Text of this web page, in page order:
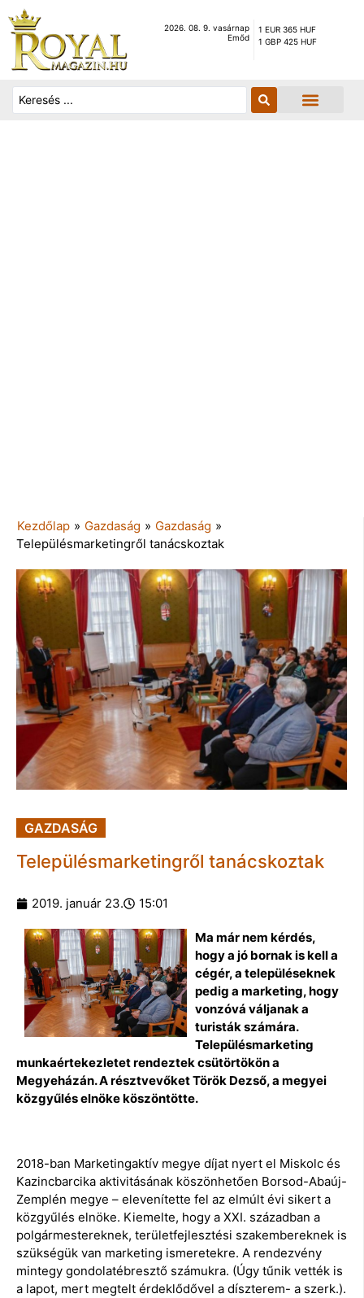
2026. 08. 9. vasárnap
Emőd
1 EUR 365 HUF
1 GBP 425 HUF
Kezdőlap » Gazdaság » Gazdaság »
Településmarketingről tanácskoztak
GAZDASÁG
Településmarketingről tanácskoztak
2019. január 23. 15:01
Ma már nem kérdés,
hogy a jó bornak is kell a
cégér, a településeknek
pedig a marketing, hogy
vonzóvá váljanak a
turisták számára.
Településmarketing
munkaértekezletet rendeztek csütörtökön a
Megyeházán. A résztvevőket Török Dezső, a megyei
közgyűlés elnöke köszöntötte.
2018-ban Marketingaktív megye díjat nyert el Miskolc és
Kazincbarcika aktivitásának köszönhetően Borsod-Abaúj-
Zemplén megye – elevenítette fel az elmúlt évi sikert a
közgyűlés elnöke. Kiemelte, hogy a XXI. században a
polgármestereknek, területfejlesztési szakembereknek is
szükségük van marketing ismeretekre. A rendezvény
mintegy gondolatébresztő számukra. (Úgy tűnik vették is
a lapot, mert megtelt érdeklődővel a díszterem- a szerk.).